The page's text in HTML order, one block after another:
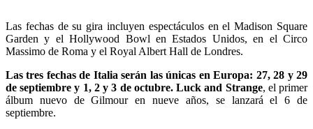
Las fechas de su gira incluyen espectáculos en el Madison Square
Garden y el Hollywood Bowl en Estados Unidos, en el Circo
Massimo de Roma y el Royal Albert Hall de Londres.
Las tres fechas de Italia serán las únicas en Europa: 27, 28 y 29
de septiembre y 1, 2 y 3 de octubre. Luck and Strange, el primer
álbum nuevo de Gilmour en nueve años, se lanzará el 6 de
septiembre.